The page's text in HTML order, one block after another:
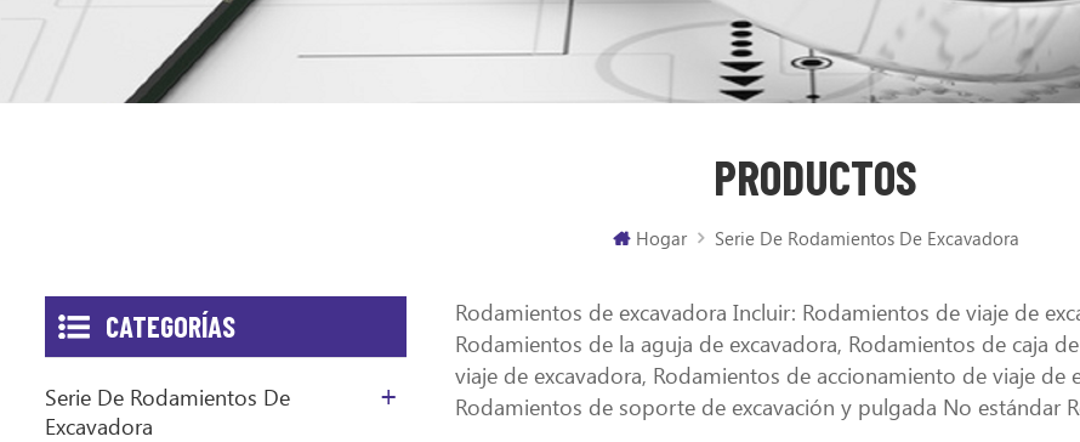
PRODUCTOS
Hogar Serie De Rodamientos De Excavadora
Rodamientos de excavadora Incluir: Rodamientos de viaje de
Rodamientos de la aguja de excavadora, Rodamientos de caja
viaje de excavadora, Rodamientos de accionamiento de viaje
Rodamientos de soporte de excavación y pulgada No estándar
CATEGORÍAS
Serie De Rodamientos De
Excavadora